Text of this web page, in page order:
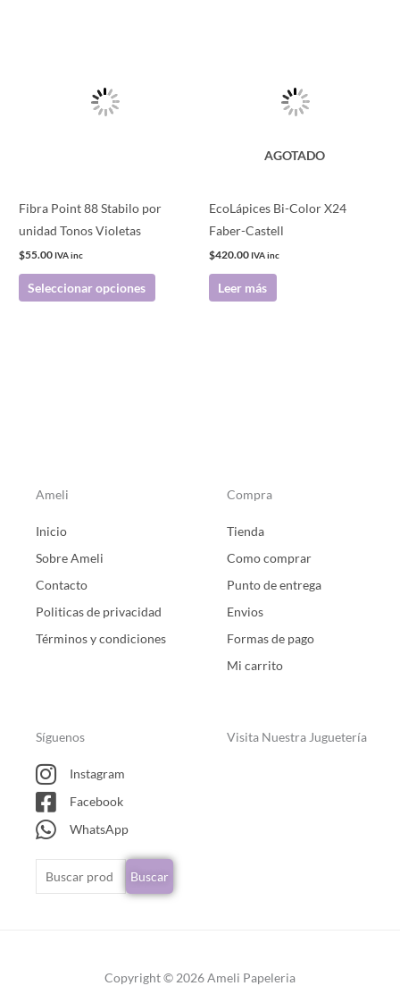
Fibra Point 88 Stabilo por
unidad Tonos Violetas
$55.00 IVA inc
Seleccionar opciones
pueden
la
AGOTADO
EcoLápices Bi-Color X24
Faber-Castell
$420.00 IVA inc
Leer más
Ameli
Inicio
Sobre Ameli
Contacto
Politicas de privacidad
Términos y condiciones
Compra
Tienda
Como comprar
Punto de entrega
Envios
Formas de pago
Mi carrito
Síguenos
Instagram
Facebook
WhatsApp
Buscar
por:
Buscar
Visita Nuestra Juguetería
Copyright © 2026 Ameli Papeleria